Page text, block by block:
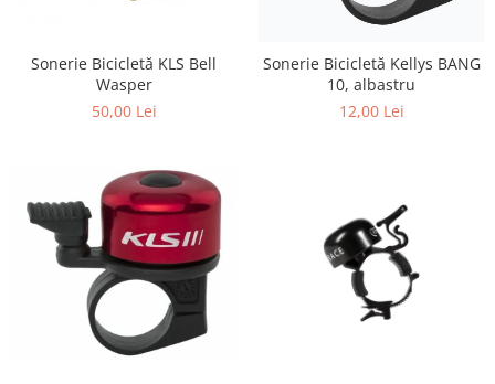
Sonerie Bicicletă KLS Bell
Wasper
50,00 Lei
Sonerie Bicicletă Kellys BANG
10, albastru
12,00 Lei